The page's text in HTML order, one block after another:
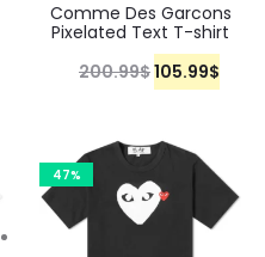
Comme Des Garcons
Pixelated Text T-shirt
200.99$105.99$
47%